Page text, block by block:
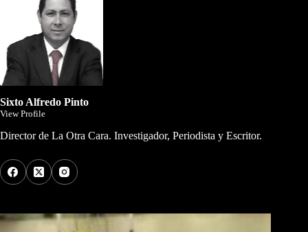
Sixto Alfredo Pinto
View Profile
Director de La Otra Cara. Investigador, Periodista y Escritor.